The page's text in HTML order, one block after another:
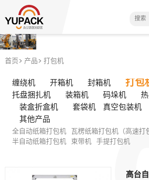
首页 产品 打包机
缠绕机 开箱机 封箱机 打包
全自动纸箱打包机 瓦楞纸箱打包机（高速打
半自动纸箱打包机 束带机 手提打包机
托盘捆扎机 装箱机 码垛机
装盒折盒机
套袋机 真空包装机
其他产品